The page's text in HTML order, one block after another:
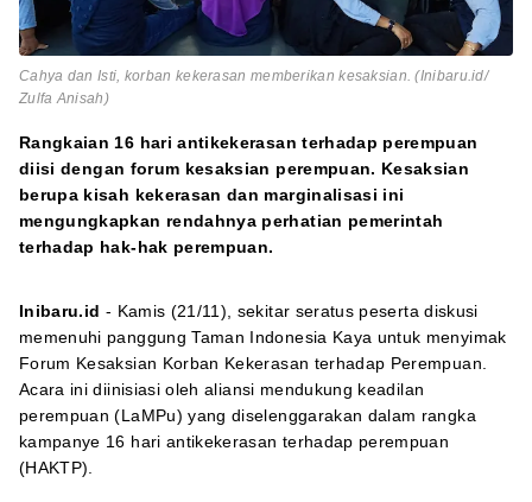
Cahya dan Isti, korban kekerasan memberikan kesaksian. (Inibaru.id/
Zulfa Anisah)
Rangkaian 16 hari antikekerasan terhadap perempuan
diisi dengan forum kesaksian perempuan. Kesaksian
berupa kisah kekerasan dan marginalisasi ini
mengungkapkan rendahnya perhatian pemerintah
terhadap hak-hak perempuan.
Inibaru.id - Kamis (21/11), sekitar seratus peserta diskusi
memenuhi panggung Taman Indonesia Kaya untuk menyimak
Forum Kesaksian Korban Kekerasan terhadap Perempuan.
Acara ini diinisiasi oleh aliansi mendukung keadilan
perempuan (LaMPu) yang diselenggarakan dalam rangka
kampanye 16 hari antikekerasan terhadap perempuan
(HAKTP).